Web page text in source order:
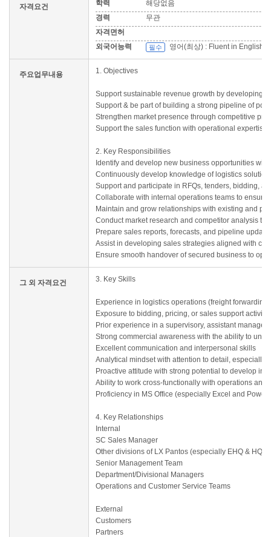
자격요건 학력
해당없음
경력
무관
자격면허
외국어능력
필수 영어(최상) : Fluent in English /
주요업무내용 1. Objectives
Support sustainable revenue growth by developing
Support & be part of building a strong pipeline of
Strengthen market presence through competitive
Support the sales function with operational expertise
2. Key Responsibilities
Identify and develop new business opportunities
Continuously develop knowledge of logistics
Support and participate in RFQs, tenders, bidding,
Collaborate with internal operations teams to
Maintain and grow relationships with existing and
Conduct market research and competitor analysis to
Prepare sales reports, forecasts, and pipeline
Assist in developing sales strategies aligned with
Ensure smooth handover of secured business to
그 외 자격요건 3. Key Skills
Experience in logistics operations (freight
Exposure to bidding, pricing, or sales support
Prior experience in a supervisory, assistant
Strong commercial awareness with the ability to
Excellent communication and interpersonal skills
Analytical mindset with attention to detail, especially
Proactive attitude with strong potential to develop
Ability to work cross-functionally with operations and
Proficiency in MS Office (especially Excel and
4. Key Relationships
Internal
SC Sales Manager
Other divisions of LX Pantos (especially EHQ & HQ)
Senior Management Team
Department/Divisional Managers
Operations and Customer Service Teams
External
Customers
Partners